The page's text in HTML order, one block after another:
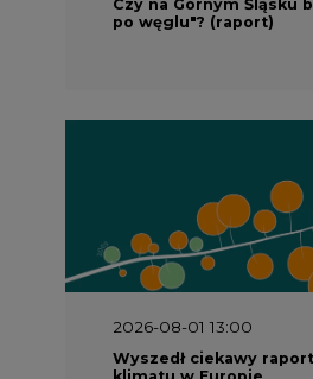
2026-08-01 13:00
Wyszedł ciekawy
klimatu w Europie